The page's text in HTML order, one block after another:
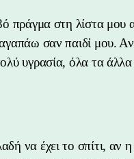
πράγμα στη λίστα μου
σαν παιδί μου.
υγρασία, όλα τα άλλα
να έχει το σπίτι, αν